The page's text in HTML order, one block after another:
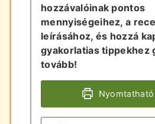
hozzávalóinak pontos
mennyiségeihez, a
leírásához, és hozzá
gyakorlatias tippekhez
tovább!